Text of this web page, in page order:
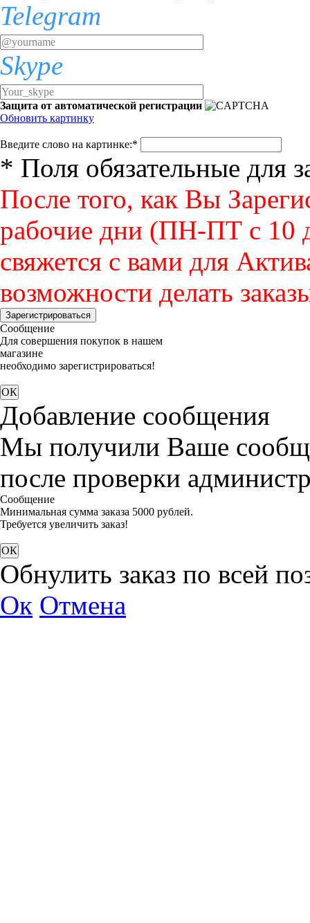
Telegram
Skype
Защита от автоматической регистрации
Обновить картинку
Введите слово на картинке:*
* Поля обязательные для
После того, как Вы
рабочие дни (ПН-ПТ с 10
свяжется с вами для
возможности делать
Зарегистрироваться
Сообщение
Для совершения покупок в нашем
магазине
необходимо зарегистрироваться!
Добавление сообщения
Мы получили Ваше
после проверки
Сообщение
Минимальная сумма заказа 5000 рублей.
Требуется увеличить заказ!
Обнулить заказ по всей
Ок Отмена